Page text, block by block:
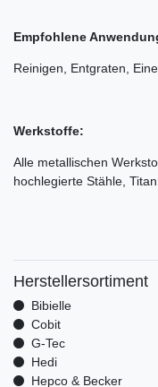
Empfohlene
Reinigen, Entgraten,
Werkstoffe:
Alle metallischen
hochlegierte Stähle,
Herstellersortiment
Bibielle
Cobit
G-Tec
Hedi
Hepco & Becker